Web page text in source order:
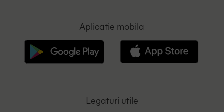
Aplicatie mobila
Legaturi utile